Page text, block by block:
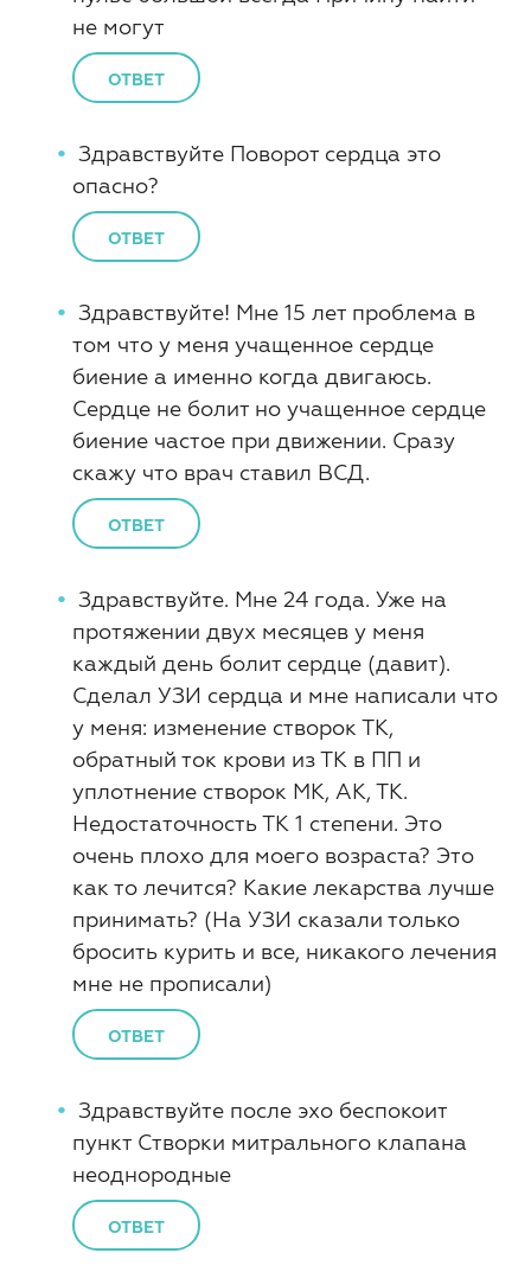
не могут
ОТВЕТ
Здравствуйте Поворот сердца это
опасно?
ОТВЕТ
Здравствуйте! Мне 15 лет проблема в
том что у меня учащенное сердце
биение а именно когда двигаюсь.
Сердце не болит но учащенное сердце
биение частое при движении. Сразу
скажу что врач ставил ВСД.
ОТВЕТ
Здравствуйте. Мне 24 года. Уже на
протяжении двух месяцев у меня
каждый день болит сердце (давит).
Сделал УЗИ сердца и мне написали что
у меня: изменение створок ТК,
обратный ток крови из ТК в ПП и
уплотнение створок МК, АК, ТК.
Недостаточность ТК 1 степени. Это
очень плохо для моего возраста? Это
как то лечится? Какие лекарства лучше
принимать? (На УЗИ сказали только
бросить курить и все, никакого лечения
мне не прописали)
ОТВЕТ
Здравствуйте после эхо беспокоит
пункт Створки митрального клапана
неоднородные
ОТВЕТ